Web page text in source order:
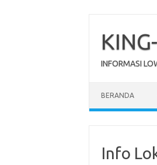
content
INFORMASI
BERANDA
Info